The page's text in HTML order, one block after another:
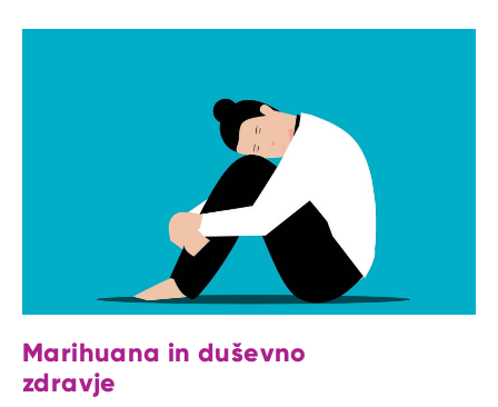
Marihuana in duševno
zdravje